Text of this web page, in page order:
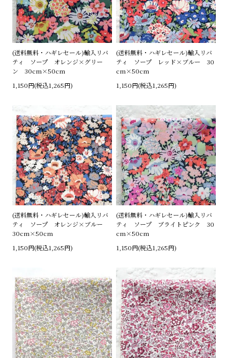
(送料無料・ハギレセール)輸入リバ
ティ ソープ オレンジ×グリー
ン 30cm×50cm
1,150円(税込1,265円)
(送料無料・ハギレセール)輸入リバ
ティ ソープ レッド×ブルー 30
cm×50cm
1,150円(税込1,265円)
(送料無料・ハギレセール)輸入リバ
ティ ソープ オレンジ×ブルー
30cm×50cm
1,150円(税込1,265円)
(送料無料・ハギレセール)輸入リバ
ティ ソープ ブライトピンク 30
cm×50cm
1,150円(税込1,265円)